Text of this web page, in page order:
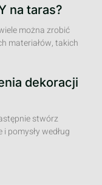
na taras?
można zrobić
materiałów, takich
dekoracji
stwórz
pomysły według